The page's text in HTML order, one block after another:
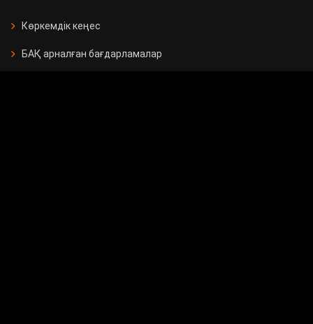
Көркемдік кеңес
БАҚ арналған бағдарламалар